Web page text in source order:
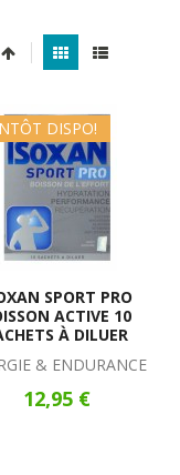
DISPO!
SPORT PRO
ACTIVE 10
À DILUER
& ENDURANCE
12,95 €